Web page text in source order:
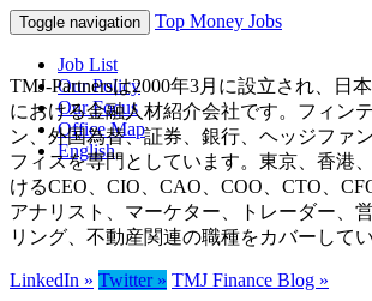
Toggle navigation Top Money Jobs
Job List
Our Policy
Our Focus
Office Map
English
TMJ-Partnersは2000年3月に設立され、日
における金融人材紹介会社です。フィン
ン、外国為替、証券、銀行、ヘッジファ
フィスを専門としています。東京、香港
けるCEO、CIO、CAO、COO、CTO、
アナリスト、マーケター、トレーダー、
リング、不動産関連の職種をカバーしてい
LinkedIn » Twitter » TMJ Finance Blog »